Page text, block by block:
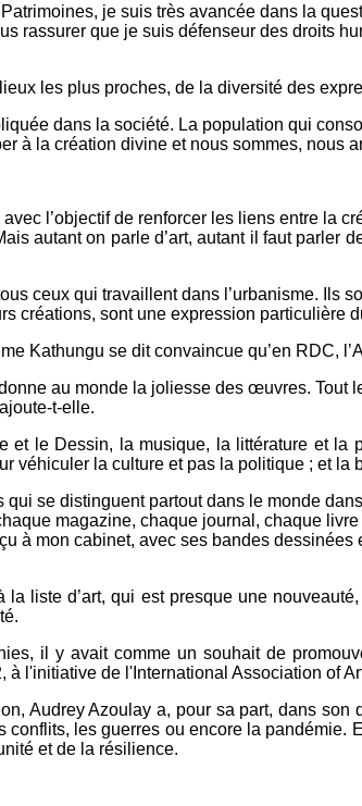
je suis très avancée dans la
rassurer que je suis défenseur des droits
les plus proches, de la diversité des
dans la société. La population qui
à la création divine et nous sommes, nous
l’objectif de renforcer les liens entre
autant on parle d’art, autant il faut parler
ceux qui travaillent dans l’urbanisme. Ils
créations, sont une expression particulière
Kathungu se dit convaincue qu’en RDC,
au monde la joliesse des œuvres.
t-elle.
et le Dessin, la musique, la littérature et
véhiculer la culture et pas la politique ; et la
se distinguent partout dans le monde
magazine, chaque journal, chaque
à mon cabinet, avec ses bandes
liste d’art, qui est presque une
il y avait comme un souhait de
à l'initiative de l'International Asso­ciation of
Audrey Azoulay a, pour sa part, dans
les guerres ou encore la pandémie.
et de la résilience.